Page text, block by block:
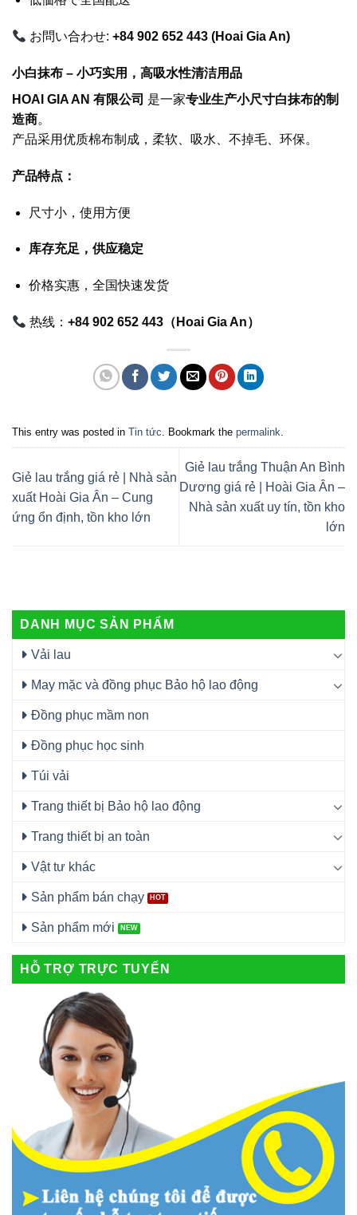
お問い合わせ:+84 902 652 443 (Hoai Gia An)
小白抹布 – 小巧实用，高吸水性清洁用品
HOAI GIA AN 有限公司 是一家专业生产小尺寸白抹布的制
造商。
产品采用优质棉布制成，柔软、吸水、不掉毛、环保。
产品特点：
尺寸小，使用方便
库存充足，供应稳定
价格实惠，全国快速发货
热线：+84 902 652 443（Hoai Gia An）
This entry was posted in Tin tức. Bookmark the permalink.
Giẻ lau trắng giá rẻ | Nhà sản
xuất Hoài Gia Ân – Cung
ứng ổn định, tồn kho lớn
Giẻ lau trắng Thuận An Bình
Dương giá rẻ | Hoài Gia Ân –
Nhà sản xuất uy tín, tồn kho
lớn
DANH MỤC SẢN PHẨM
Vải lau
May mặc và đồng phục Bảo hộ lao động
Đồng phục mầm non
Đồng phục học sinh
Túi vải
Trang thiết bị Bảo hộ lao động
Trang thiết bị an toàn
Vật tư khác
Sản phẩm bán chạy
Sản phẩm mới
HỖ TRỢ TRỰC TUYẾN